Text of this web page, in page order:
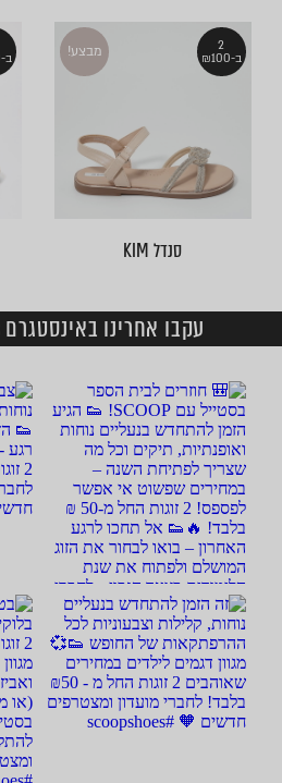
2
ב-₪100
מבצע!
סנדל KIM
ב-₪150
עקבו אחרינו באינסטגרם scoopshoes@